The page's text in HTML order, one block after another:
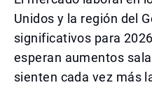
Unidos y la región del
significativos para
esperan aumentos
sienten cada vez más